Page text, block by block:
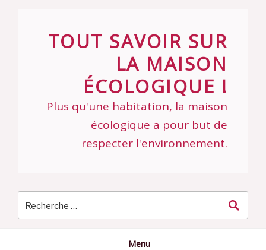
TOUT SAVOIR SUR
LA MAISON
ÉCOLOGIQUE !
Plus qu'une habitation, la maison
écologique a pour but de
respecter l'environnement.
Menu